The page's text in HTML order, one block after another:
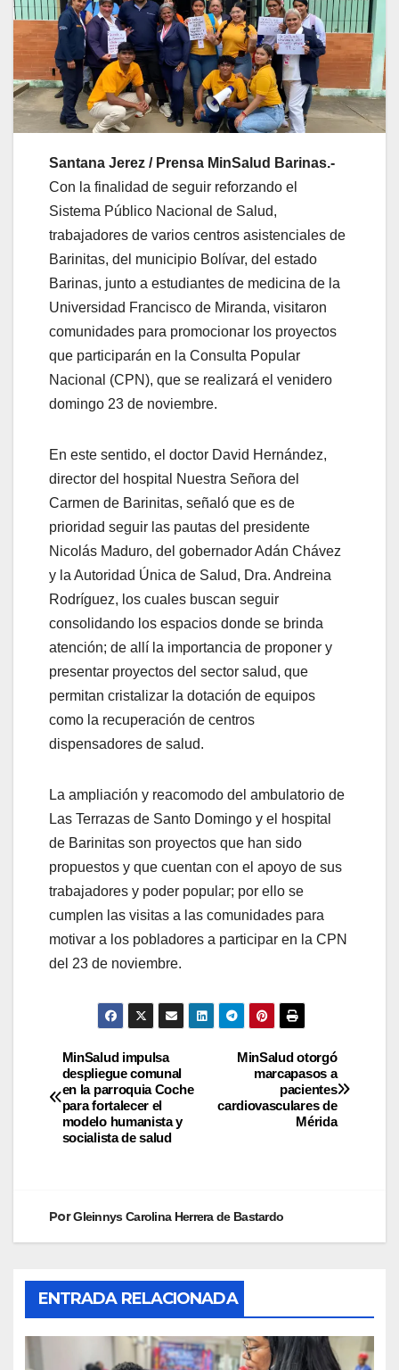
Santana Jerez / Prensa MinSalud Barinas.-
Con la finalidad de seguir reforzando el
Sistema Público Nacional de Salud,
trabajadores de varios centros asistenciales de
Barinitas, del municipio Bolívar, del estado
Barinas, junto a estudiantes de medicina de la
Universidad Francisco de Miranda, visitaron
comunidades para promocionar los proyectos
que participarán en la Consulta Popular
Nacional (CPN), que se realizará el venidero
domingo 23 de noviembre.
En este sentido, el doctor David Hernández,
director del hospital Nuestra Señora del
Carmen de Barinitas, señaló que es de
prioridad seguir las pautas del presidente
Nicolás Maduro, del gobernador Adán Chávez
y la Autoridad Única de Salud, Dra. Andreina
Rodríguez, los cuales buscan seguir
consolidando los espacios donde se brinda
atención; de allí la importancia de proponer y
presentar proyectos del sector salud, que
permitan cristalizar la dotación de equipos
como la recuperación de centros
dispensadores de salud.
La ampliación y reacomodo del ambulatorio de
Las Terrazas de Santo Domingo y el hospital
de Barinitas son proyectos que han sido
propuestos y que cuentan con el apoyo de sus
trabajadores y poder popular; por ello se
cumplen las visitas a las comunidades para
motivar a los pobladores a participar en la CPN
del 23 de noviembre.
MinSalud otorgó
marcapasos a
pacientes
cardiovasculares de
Mérida
MinSalud impulsa
despliegue comunal
en la parroquia Coche
para fortalecer el
modelo humanista y
socialista de salud
PorGleinnys Carolina Herrera de Bastardo
ENTRADA RELACIONADA